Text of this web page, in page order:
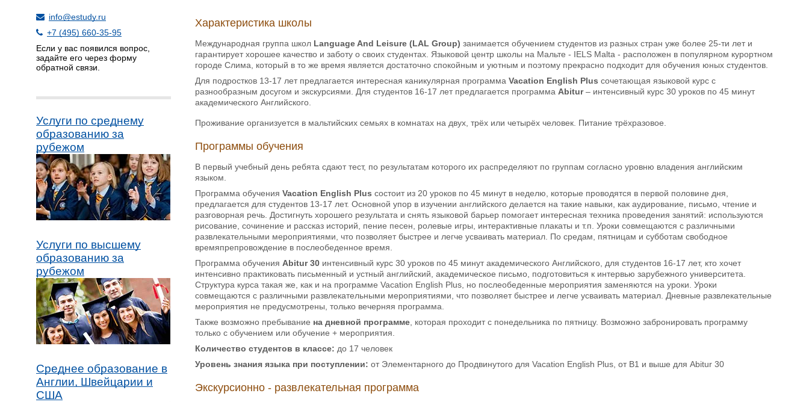
info@estudy.ru
+7 (495) 660-35-95
Если у вас появился вопрос,
задайте его через форму
обратной связи.
Услуги по среднему
образованию за
рубежом
Услуги по высшему
образованию за
рубежом
Среднее образование в
Англии, Швейцарии и
США
Характеристика школы
Международная группа школ Language And Leisure (LAL Group) занимается обучением студентов из разных стран уже более 25-ти лет и
гарантирует хорошее качество и заботу о своих студентах. Языковой центр школы на Мальте - IELS Malta - расположен в популярном курортном
городе Слима, который в то же время является достаточно спокойным и уютным и поэтому прекрасно подходит для обучения юных студентов.
Для подростков 13-17 лет предлагается интересная каникулярная программа Vacation English Plus сочетающая языковой курс с
разнообразным досугом и экскурсиями. Для студентов 16-17 лет предлагается программа Abitur– интенсивный курс 30 уроков по 45 минут
академического Английского.
Проживание организуется в мальтийских семьях в комнатах на двух, трёх или четырёх человек. Питание трёхразовое.
Программы обучения
В первый учебный день ребята сдают тест, по результатам которого их распределяют по группам согласно уровню владения английским
языком.
Программа обучения Vacation English Plus состоит из 20 уроков по 45 минут в неделю, которые проводятся в первой половине дня,
предлагается для студентов 13-17 лет. Основной упор в изучении английского делается на такие навыки, как аудирование, письмо, чтение и
разговорная речь. Достигнуть хорошего результата и снять языковой барьер помогает интересная техника проведения занятий: используются
рисование, сочинение и рассказ историй, пение песен, ролевые игры, интерактивные плакаты и т.п. Уроки совмещаются с различными
развлекательными мероприятиями, что позволяет быстрее и легче усваивать материал. По средам, пятницам и субботам свободное
времяпрепровождение в послеобеденное время.
Программа обучения Abitur 30 интенсивный курс 30 уроков по 45 минут академического Английского, для студентов 16-17 лет, кто хочет
интенсивно практиковать письменный и устный английский, академическое письмо, подготовиться к интервью зарубежного университета.
Структура курса такая же, как и на программе Vacation English Plus, но послеобеденные мероприятия заменяются на уроки. Уроки
совмещаются с различными развлекательными мероприятиями, что позволяет быстрее и легче усваивать материал. Дневные развлекательные
мероприятия не предусмотрены, только вечерняя программа.
Также возможно пребывание на дневной программе , которая проходит с понедельника по пятницу. Возможно забронировать программу
только с обучением или обучение + мероприятия.
Количество студентов в классе: до 17 человек
Уровень знания языка при поступлении: от Элементарного до Продвинутого для Vacation English Plus, от В1 и выше для Abitur 30
Экскурсионно - развлекательная программа